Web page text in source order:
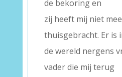
de bekoring en
zij heeft mij niet
thuisgebracht. Er is
de wereld nergens
vader die mij terug